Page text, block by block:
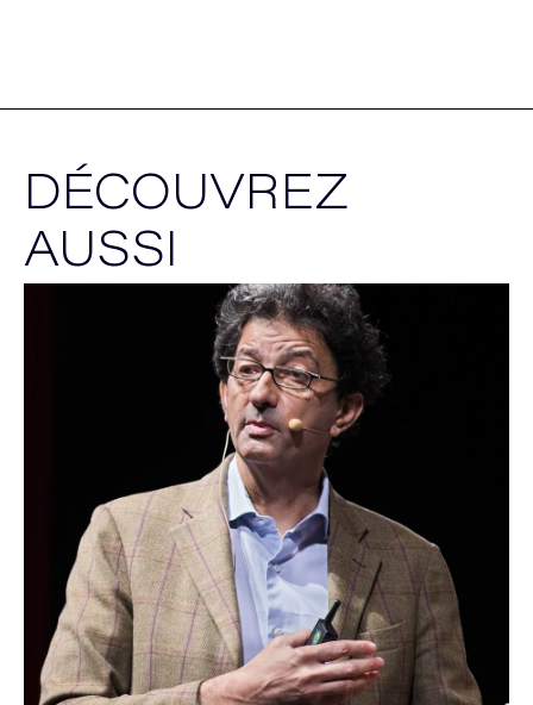
DÉCOUVREZ
AUSSI